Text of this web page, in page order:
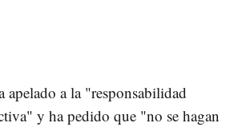
apelado a la "responsabilidad
y ha pedido que "no se hagan